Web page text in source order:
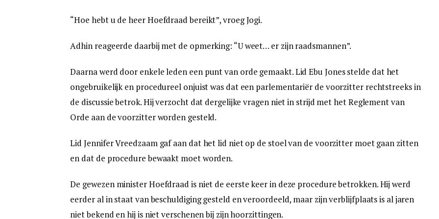
“Hoe hebt u de heer Hoefdraad bereikt”, vroeg Jogi.
Adhin reageerde daarbij met de opmerking: “U weet… er zijn raadsmannen”.
Daarna werd door enkele leden een punt van orde gemaakt. Lid Ebu Jones stelde dat het
ongebruikelijk en procedureel onjuist was dat een parlementariër de voorzitter rechtstreeks in
de discussie betrok. Hij verzocht dat dergelijke vragen niet in strijd met het Reglement van
Orde aan de voorzitter worden gesteld.
Lid Jennifer Vreedzaam gaf aan dat het lid niet op de stoel van de voorzitter moet gaan zitten
en dat de procedure bewaakt moet worden.
De gewezen minister Hoefdraad is niet de eerste keer in deze procedure betrokken. Hij werd
eerder al in staat van beschuldiging gesteld en veroordeeld, maar zijn verblijfplaats is al jaren
niet bekend en hij is niet verschenen bij zijn hoorzittingen.